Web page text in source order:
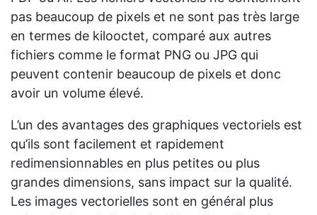
pas beaucoup de pixels et ne sont pas très large
en termes de kilooctet, comparé aux autres
fichiers comme le format PNG ou JPG qui
peuvent contenir beaucoup de pixels et donc
avoir un volume élevé.
L’un des avantages des graphiques vectoriels est
qu’ils sont facilement et rapidement
redimensionnables en plus petites ou plus
grandes dimensions, sans impact sur la qualité.
Les images vectorielles sont en général plus